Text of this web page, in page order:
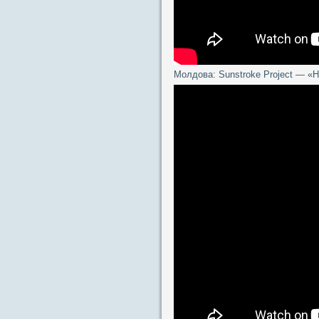
Молдова: Sunstroke Project —